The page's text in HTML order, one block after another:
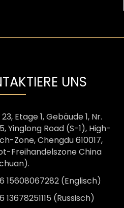
UNS
23, Etage 1, Gebäude 1, Nr.
Yinglong Road (S-1), High-
Zone, Chengdu 610017,
Freihandelszone China
15608067282 (Englisch)
13678251115 (Russisch)